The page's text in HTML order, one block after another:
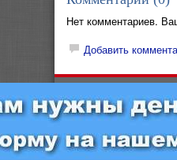
Нет комментариев.
Добавить